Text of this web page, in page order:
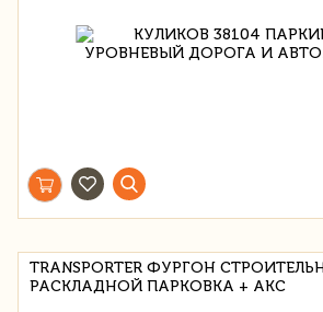
TRANSPORTER ФУРГОН
РАСКЛАДНОЙ ПАРКОВКА + АКС